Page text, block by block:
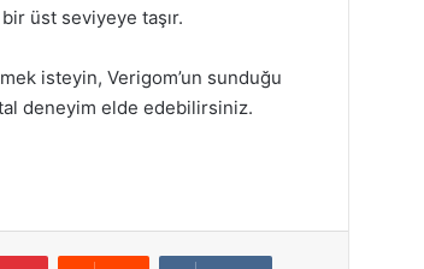
üst seviyeye taşır.
isteyin, Verigom’un sunduğu
deneyim elde edebilirsiniz.